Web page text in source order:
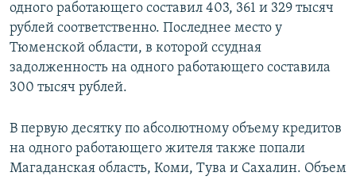
одного работающего составил 403, 361 и 329 тысяч
рублей соответственно. Последнее место у
Тюменской области, в которой ссудная
задолженность на одного работающего составила
300 тысяч рублей.
В первую десятку по абсолютному объему кредитов
на одного работающего жителя также попали
Магаданская область, Коми, Тува и Сахалин. Объем